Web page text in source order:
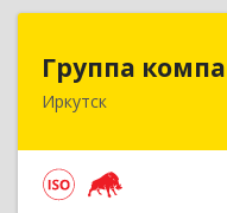
Группа
Иркутск664007,